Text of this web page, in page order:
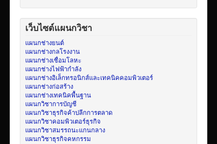
เว็บไซต์แผนกวิชา
แผนกช่างยนต์
แผนกช่างกลโรงงาน
แผนกช่างเชื่อมโลหะ
แผนกช่างไฟฟ้ากำลัง
แผนกช่างอิเล็กทรอนิกส์และเทคนิคคอมพิวเตอร์
แผนกช่างก่อสร้าง
แผนกช่างเทคนิคพื้นฐาน
แผนกวิชาการบัญชี
แผนกวิชาธุรกิจค้าปลีกการตลาด
แผนกวิชาคอมพิวเตอร์ธุรกิจ
แผนกวิชาสมรรถนะแกนกลาง
แผนกวิชาธุรกิจคหกรรม